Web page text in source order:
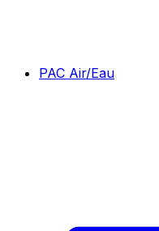
PAC Air/Eau